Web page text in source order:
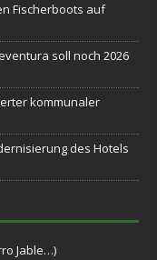
Fischerboots auf
soll noch 2026
kommunaler
des Hotels
Jable…)